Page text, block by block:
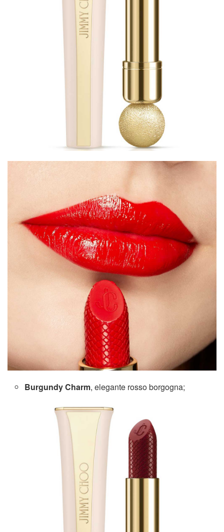
Burgundy Charm, elegante rosso borgogna;